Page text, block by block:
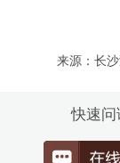
来源：长
快速问